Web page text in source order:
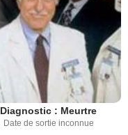
Diagnostic : Meurtre
Date de sortie inconnue